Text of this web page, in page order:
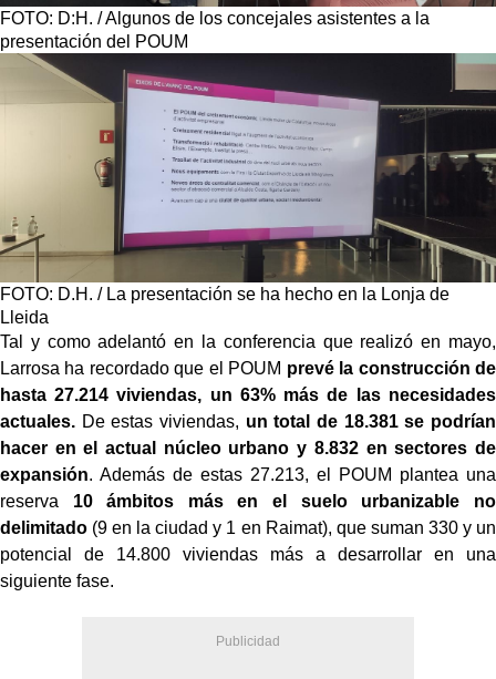
FOTO: D:H. / Algunos de los concejales asistentes a la
presentación del POUM
FOTO: D.H. / La presentación se ha hecho en la Lonja de
Lleida
Tal y como adelantó en la conferencia que realizó en mayo,
Larrosa ha recordado que el POUM prevé la construcción de
hasta 27.214 viviendas, un 63% más de las necesidades
actuales. De estas viviendas, un total de 18.381 se podrían
hacer en el actual núcleo urbano y 8.832 en sectores de
expansión. Además de estas 27.213, el POUM plantea una
reserva 10 ámbitos más en el suelo urbanizable no
delimitado (9 en la ciudad y 1 en Raimat), que suman 330 y un
potencial de 14.800 viviendas más a desarrollar en una
siguiente fase.